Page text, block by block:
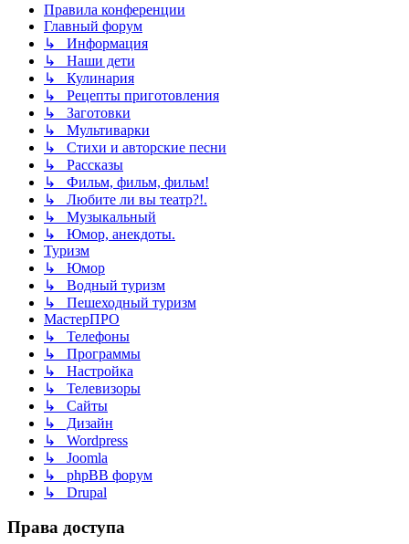
Правила конференции
Главный форум
↳ Информация
↳ Наши дети
↳ Кулинария
↳ Рецепты приготовления
↳ Заготовки
↳ Мультиварки
↳ Стихи и авторские песни
↳ Рассказы
↳ Фильм, фильм, фильм!
↳ Любите ли вы театр?!.
↳ Музыкальный
↳ Юмор, анекдоты.
Туризм
↳ Юмор
↳ Водный туризм
↳ Пешеходный туризм
МастерПРО
↳ Телефоны
↳ Программы
↳ Настройка
↳ Телевизоры
↳ Сайты
↳ Дизайн
↳ Wordpress
↳ Joomla
↳ phpBB форум
↳ Drupal
Права доступа